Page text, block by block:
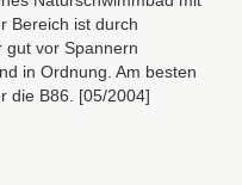
Bereich ist durch
gut vor Spannern
in Ordnung. Am besten
die B86. [05/2004]